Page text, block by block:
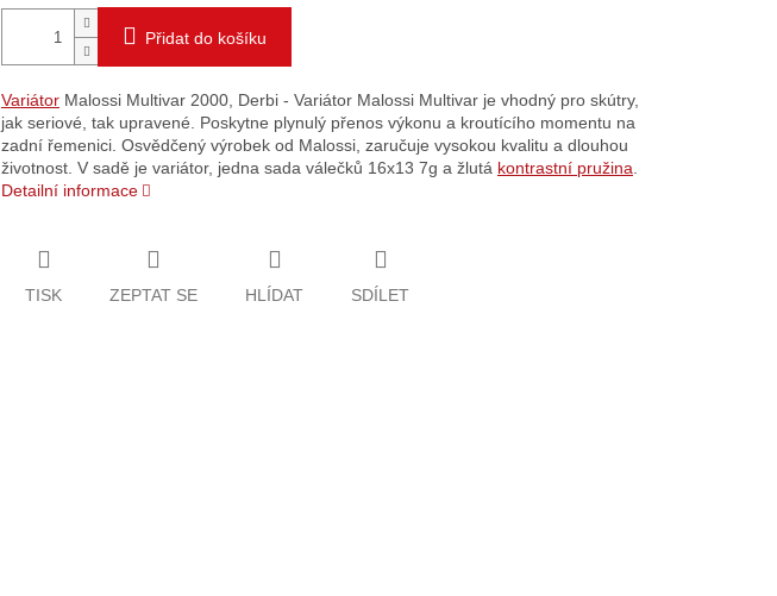
Přidat do košíku
Variátor Malossi Multivar 2000, Derbi - Variátor Malossi Multivar je vhodný pro skútry,
jak seriové, tak upravené. Poskytne plynulý přenos výkonu a kroutícího momentu na
zadní řemenici. Osvědčený výrobek od Malossi, zaručuje vysokou kvalitu a dlouhou
životnost. V sadě je variátor, jedna sada válečků 16x13 7g a žlutá kontrastní pružina.
Detailní informace
TISK ZEPTAT SE HLÍDAT SDÍLET